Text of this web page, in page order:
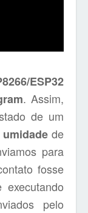
ESP32
. Assim,
de um
umidadede
para
fosse
pelo